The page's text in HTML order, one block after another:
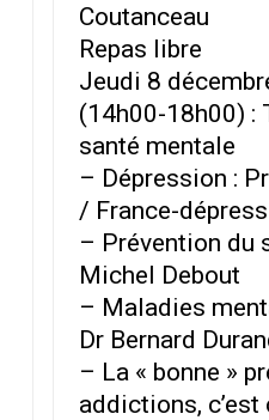
Coutanceau
Repas libre
Jeudi 8
(14h00-18h00) :
santé mentale
– Dépression :
/ France-
– Prévention du
Michel Debout
– Maladies
Dr Bernard
– La « bonne »
addictions, c’est